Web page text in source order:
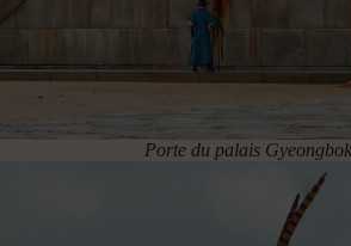
Porte du palais